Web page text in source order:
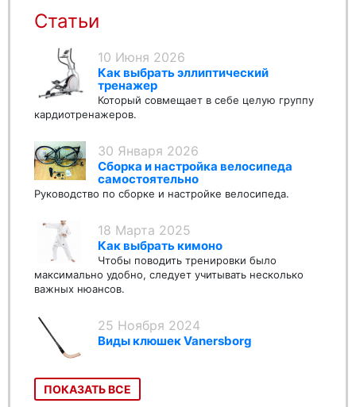
Статьи
10 Июня 2026
Как выбрать эллиптический
тренажер
Который совмещает в себе целую группу
кардиотренажеров.
30 Января 2026
Сборка и настройка велосипеда
самостоятельно
Руководство по сборке и настройке велосипеда.
18 Марта 2025
Как выбрать кимоно
Чтобы поводить тренировки было
максимально удобно, следует учитывать несколько
важных нюансов.
25 Ноября 2024
Виды клюшек Vanersborg
ПОКАЗАТЬ ВСЕ